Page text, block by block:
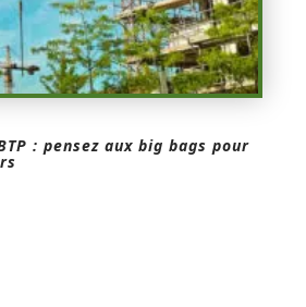
: pensez aux big bags pour